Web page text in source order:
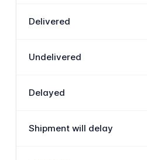
Delivered
Undelivered
Delayed
Shipment will delay